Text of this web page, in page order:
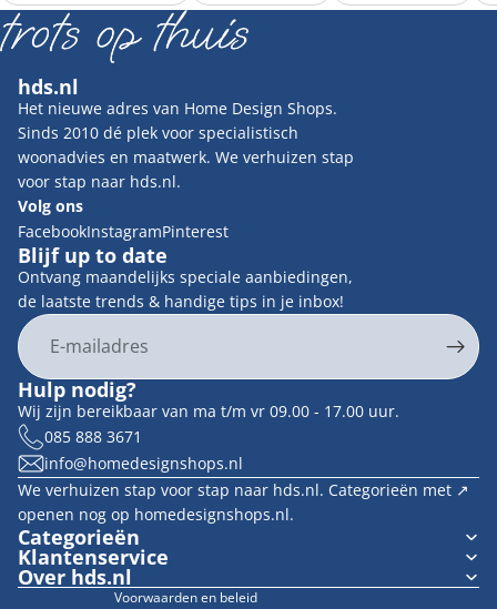
hds.nl
Het nieuwe adres van Home Design Shops.
Sinds 2010 dé plek voor specialistisch
woonadvies en maatwerk. We verhuizen stap
voor stap naar hds.nl.
Volg ons
FacebookInstagramPinterest
Blijf up to date
Ontvang maandelijks speciale aanbiedingen,
de laatste trends & handige tips in je inbox!
E-mail
Hulp nodig?
Wij zijn bereikbaar van ma t/m vr 09.00 - 17.00 uur.
085 888 3671
info@homedesignshops.nl
We verhuizen stap voor stap naar hds.nl. Categorieën met ↗︎
openen nog op homedesignshops.nl.
Categorieën
Klantenservice
Over hds.nl
Voorwaarden en beleid
Contactgegevens
Terugbetalingsbeleid
Algemene voorwaarden
Verzendbeleid
Wettelijke kennisgeving
Cookievoorkeuren